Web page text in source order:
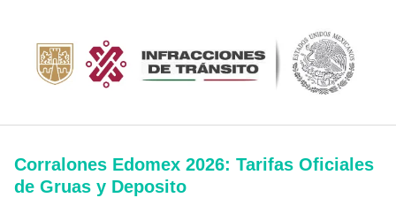
contenido
Corralones Edomex 2026: Tarifas Oficiales
de Gruas y Deposito